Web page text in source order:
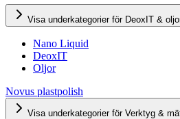
Visa underkategorier för DeoxIT &
Nano Liquid
DeoxIT
Oljor
Novus plastpolish
Visa underkategorier för Verktyg &